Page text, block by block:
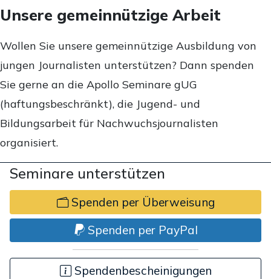
Unsere gemeinnützige Arbeit
Wollen Sie unsere gemeinnützige Ausbildung von
jungen Journalisten unterstützen? Dann spenden
Sie gerne an die Apollo Seminare gUG
(haftungsbeschränkt), die Jugend- und
Bildungsarbeit für Nachwuchsjournalisten
organisiert.
Seminare unterstützen
Spenden per Überweisung
Spenden per PayPal
Spendenbescheinigungen